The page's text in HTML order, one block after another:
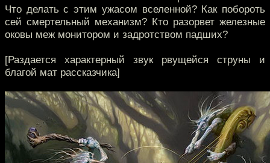
Что делать с этим ужасом вселенной? Как побороть
сей смертельный механизм? Кто разорвет железные
оковы меж монитором и задротством падших?
[Раздается характерный звук рвущейся струны и
благой мат рассказчика]